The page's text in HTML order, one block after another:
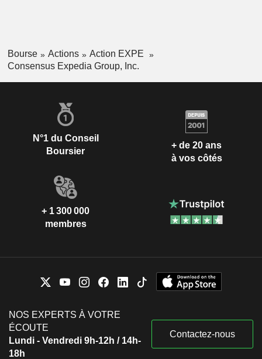
Bourse Actions
Action EXPE
Consensus Expedia Group, Inc.
N°1 du Conseil
Boursier
+ de 20 ans
à vos côtés
+ 1 300 000
membres
NOS EXPERTS À VOTRE
ÉCOUTE
Lundi - Vendredi 9h-12h / 14h-
18h
Contactez-nous